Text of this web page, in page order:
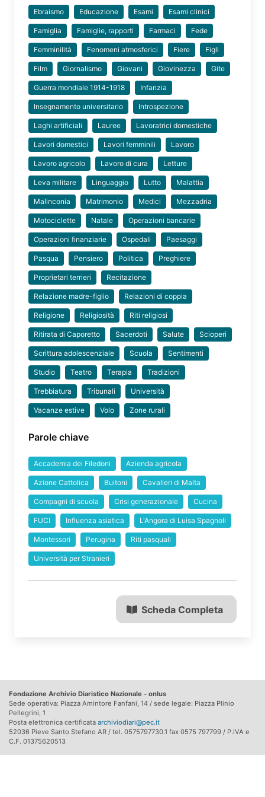
Ebraismo Educazione Esami Esami clinici
Famiglia Famiglie, rapporti Farmaci Fede
Femminilità Fenomeni atmosferici Fiere Figli
Film Giornalismo Giovani Giovinezza Gite
Guerra mondiale 1914-1918 Infanzia
Insegnamento universitario Introspezione
Laghi artificiali Lauree Lavoratrici domestiche
Lavori domestici Lavori femminili Lavoro
Lavoro agricolo Lavoro di cura Letture
Leva militare Linguaggio Lutto Malattia
Malinconia Matrimonio Medici Mezzadria
Motociclette Natale Operazioni bancarie
Operazioni finanziarie Ospedali Paesaggi
Pasqua Pensiero Politica Preghiere
Proprietari terrieri Recitazione
Relazione madre-figlio Relazioni di coppia
Religione Religiosità Riti religiosi
Ritirata di Caporetto Sacerdoti Salute Scioperi
Scrittura adolescenziale Scuola Sentimenti
Studio Teatro Terapia Tradizioni
Trebbiatura Tribunali Università
Vacanze estive Volo Zone rurali
Parole chiave
Accademia dei Filedoni Azienda agricola
Azione Cattolica Buitoni Cavalieri di Malta
Compagni di scuola Crisi generazionale Cucina
FUCI Influenza asiatica L'Angora di Luisa Spagnoli
Montessori Perugina Riti pasquali
Università per Stranieri
Scheda Completa
Fondazione Archivio Diaristico Nazionale - onlus
Sede operativa: Piazza Amintore Fanfani, 14 / sede legale: Piazza Plinio
Pellegrini, 1
Posta elettronica certificata archiviodiari@pec.it
52036 Pieve Santo Stefano AR / tel. 0575797730.1 fax 0575 797799 / P.IVA e
C.F. 01375620513